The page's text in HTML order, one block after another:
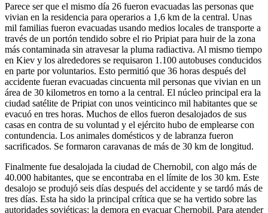
Parece ser que el mismo día 26 fueron evacuadas las personas que
vivian en la residencia para operarios a 1,6 km de la central. Unas
mil familias fueron evacuadas usando medios locales de transporte a
través de un portón tendido sobre el rio Pripiat para huir de la zona
más contaminada sin atravesar la pluma radiactiva. Al mismo tiempo
en Kiev y los alrededores se requisaron 1.100 autobuses conducidos
en parte por voluntarios. Esto permitió que 36 horas después del
accidente fueran evacuadas cincuenta mil personas que vivian en un
área de 30 kilometros en torno a la central. El núcleo principal era la
ciudad satélite de Pripiat con unos veinticinco mil habitantes que se
evacuó en tres horas. Muchos de ellos fueron desalojados de sus
casas en contra de su voluntad y el ejército hubo de emplearse con
contundencia. Los animales domésticos y de labranza fueron
sacrificados. Se formaron caravanas de más de 30 km de longitud.
Finalmente fue desalojada la ciudad de Chernobil, con algo más de
40.000 habitantes, que se encontraba en el límite de los 30 km. Este
desalojo se produjó seis días después del accidente y se tardó más de
tres días. Esta ha sido la principal crítica que se ha vertido sobre las
autoridades soviéticas: la demora en evacuar Chernobil. Para atender